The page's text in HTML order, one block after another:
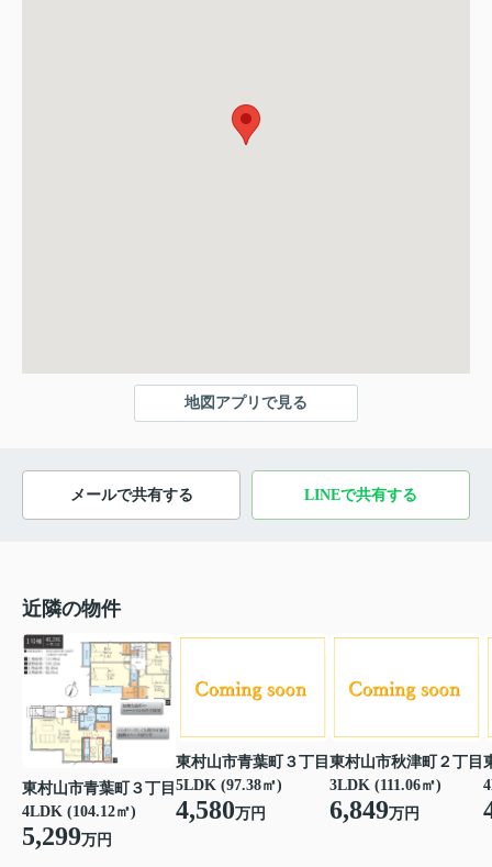
地図アプリで見る
メールで共有する LINEで共有する
近隣の物件
東村山市青葉町３丁目
4LDK (104.12㎡)
5,299万円
東村山市青葉町３丁目
5LDK (97.38㎡)
4,580万円
東村山市秋津町２丁目
3LDK (111.06㎡)
6,849万円